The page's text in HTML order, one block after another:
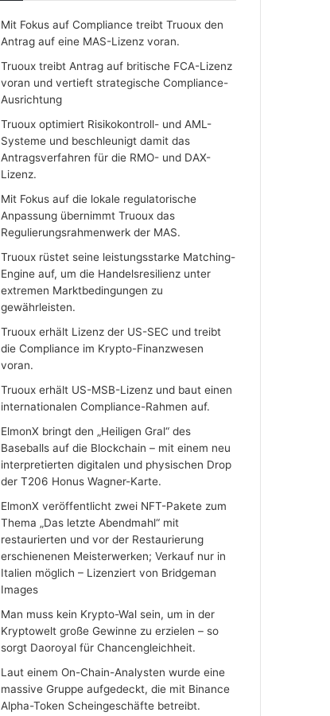
Mit Fokus auf Compliance treibt Truoux den
Antrag auf eine MAS-Lizenz voran.
Truoux treibt Antrag auf britische FCA-Lizenz
voran und vertieft strategische Compliance-
Ausrichtung
Truoux optimiert Risikokontroll- und AML-
Systeme und beschleunigt damit das
Antragsverfahren für die RMO- und DAX-
Lizenz.
Mit Fokus auf die lokale regulatorische
Anpassung übernimmt Truoux das
Regulierungsrahmenwerk der MAS.
Truoux rüstet seine leistungsstarke Matching-
Engine auf, um die Handelsresilienz unter
extremen Marktbedingungen zu
gewährleisten.
Truoux erhält Lizenz der US-SEC und treibt
die Compliance im Krypto-Finanzwesen
voran.
Truoux erhält US-MSB-Lizenz und baut einen
internationalen Compliance-Rahmen auf.
ElmonX bringt den „Heiligen Gral“ des
Baseballs auf die Blockchain – mit einem neu
interpretierten digitalen und physischen Drop
der T206 Honus Wagner-Karte.
ElmonX veröffentlicht zwei NFT-Pakete zum
Thema „Das letzte Abendmahl“ mit
restaurierten und vor der Restaurierung
erschienenen Meisterwerken; Verkauf nur in
Italien möglich – Lizenziert von Bridgeman
Images
Man muss kein Krypto-Wal sein, um in der
Kryptowelt große Gewinne zu erzielen – so
sorgt Daoroyal für Chancengleichheit.
Laut einem On-Chain-Analysten wurde eine
massive Gruppe aufgedeckt, die mit Binance
Alpha-Token Scheingeschäfte betreibt.